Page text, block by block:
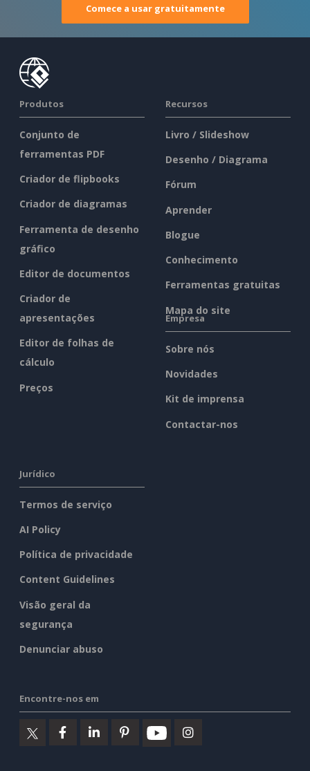
Comece a usar gratuitamente
Produtos
Conjunto de
ferramentas PDF
Criador de flipbooks
Criador de diagramas
Ferramenta de desenho
gráfico
Editor de documentos
Criador de
apresentações
Editor de folhas de
cálculo
Preços
Recursos
Livro / Slideshow
Desenho / Diagrama
Fórum
Aprender
Blogue
Conhecimento
Ferramentas gratuitas
Mapa do site
Empresa
Sobre nós
Novidades
Kit de imprensa
Contactar-nos
Jurídico
Termos de serviço
AI Policy
Política de privacidade
Content Guidelines
Visão geral da
segurança
Denunciar abuso
Encontre-nos em